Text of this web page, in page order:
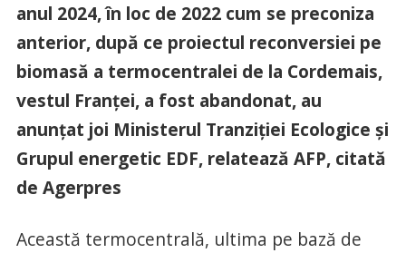
anul 2024, în loc de 2022 cum se preconiza
anterior, după ce proiectul reconversiei pe
biomasă a termocentralei de la Cordemais,
vestul Franţei, a fost abandonat, au
anunţat joi Ministerul Tranziţiei Ecologice şi
Grupul energetic EDF, relatează AFP, citată
de Agerpres
Această termocentrală, ultima pe bază de